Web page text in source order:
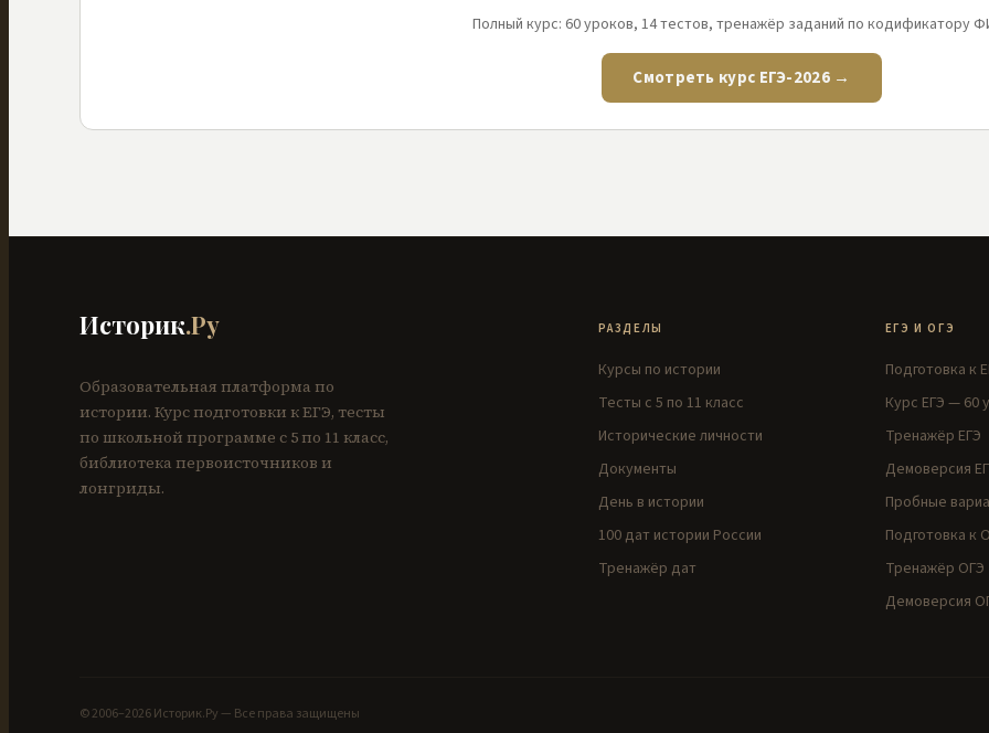
Полный курс: 60 уроков, 14 тестов, тренажёр заданий по кодификатору
Смотреть курс ЕГЭ-2026 →
Историк.Ру
Образовательная платформа по
истории. Курс подготовки к ЕГЭ, тесты
по школьной программе с 5 по 11 класс,
библиотека первоисточников и
лонгриды.
РАЗДЕЛЫ
Курсы по истории
Тесты с 5 по 11 класс
Исторические личности
Документы
День в истории
100 дат истории России
Тренажёр дат
ЕГЭ И ОГЭ
Подготовка к
Курс ЕГЭ — 60
Тренажёр ЕГЭ
Демоверсия
Пробные
Подготовка к
Тренажёр ОГЭ
Демоверсия
© 2006–2026Историк.Ру — Все права защищены